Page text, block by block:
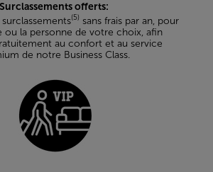
Surclassements offerts:
(5) sans frais par an, pour
ou la personne de votre choix, afin
au confort et au service
de notre Business Class.